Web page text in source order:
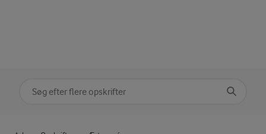
Søg på kategori